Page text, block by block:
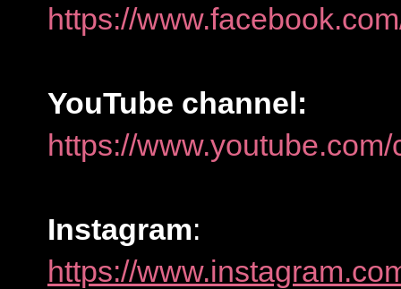
https://
YouTube channel:
https://
Instagram:
https://